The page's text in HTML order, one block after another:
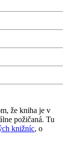
že kniha je v
požičaná. Tu
knižníc, o